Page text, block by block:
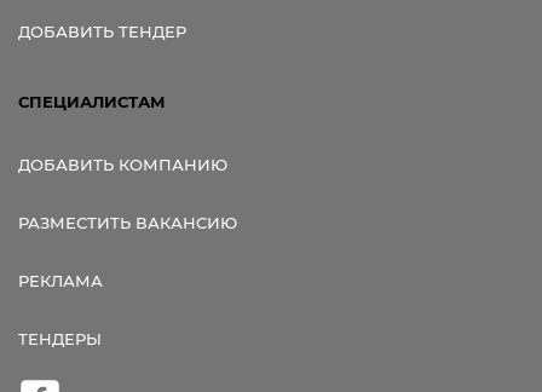
ДОБАВИТЬ ТЕНДЕР
СПЕЦИАЛИСТАМ
ДОБАВИТЬ КОМПАНИЮ
РАЗМЕСТИТЬ ВАКАНСИЮ
РЕКЛАМА
ТЕНДЕРЫ